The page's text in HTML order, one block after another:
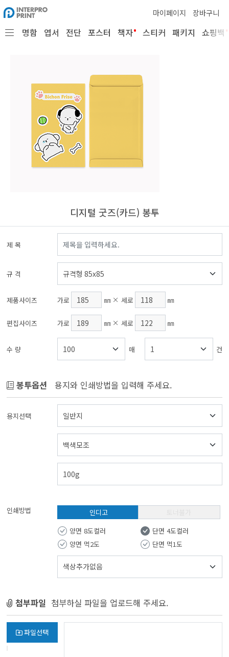
마이페이지 장바구니
명함 엽서 전단 포스터 책자• 스티커 패키지 쇼핑백•
디지털 굿즈(카드) 봉투
제 목
규 격
제품사이즈 가로 ㎜ 세로 ㎜
편집사이즈 가로 ㎜ 세로 ㎜
수 량 매 건
봉투옵션 용지와 인쇄방법을 입력해 주세요.
용지선택
인쇄방법 인디고
양면 8도컬러
단면 4도컬러
양면 먹2도
단면 먹1도
첨부파일 첨부하실 파일을 업로드해 주세요.
파일선택